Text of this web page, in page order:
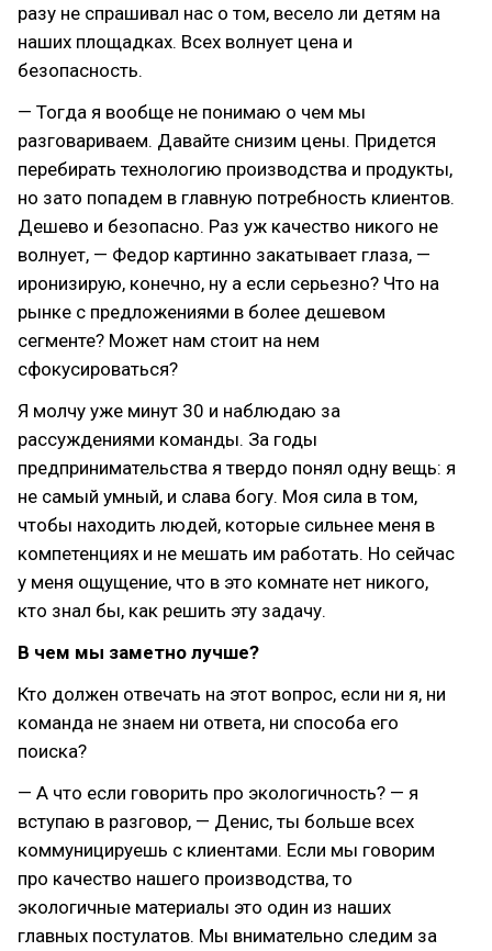
разу не спрашивал нас о том, весело ли детям на
наших площадках. Всех волнует цена и
безопасность.
— Тогда я вообще не понимаю о чем мы
разговариваем. Давайте снизим цены. Придется
перебирать технологию производства и продукты,
но зато попадем в главную потребность клиентов.
Дешево и безопасно. Раз уж качество никого не
волнует, — Федор картинно закатывает глаза, —
иронизирую, конечно, ну а если серьезно? Что на
рынке с предложениями в более дешевом
сегменте? Может нам стоит на нем
сфокусироваться?
Я молчу уже минут 30 и наблюдаю за
рассуждениями команды. За годы
предпринимательства я твердо понял одну вещь: я
не самый умный, и слава богу. Моя сила в том,
чтобы находить людей, которые сильнее меня в
компетенциях и не мешать им работать. Но сейчас
у меня ощущение, что в это комнате нет никого,
кто знал бы, как решить эту задачу.
В чем мы заметно лучше?
Кто должен отвечать на этот вопрос, если ни я, ни
команда не знаем ни ответа, ни способа его
поиска?
— А что если говорить про экологичность? — я
вступаю в разговор, — Денис, ты больше всех
коммуницируешь с клиентами. Если мы говорим
про качество нашего производства, то
экологичные материалы это один из наших
главных постулатов. Мы внимательно следим за